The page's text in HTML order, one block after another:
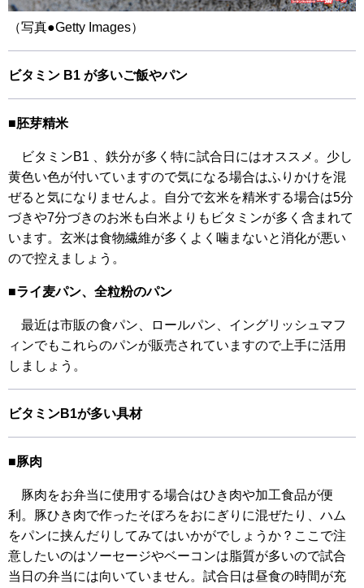
（写真●Getty Images）
ビタミン B1 が多いご飯やパン
■胚芽精米
ビタミンB1 、鉄分が多く特に試合日にはオススメ。少し
黄色い色が付いていますので気になる場合はふりかけを混
ぜると気になりませんよ。自分で玄米を精米する場合は5分
づきや7分づきのお米も白米よりもビタミンが多く含まれて
います。玄米は食物繊維が多くよく噛まないと消化が悪い
ので控えましょう。
■ライ麦パン、全粒粉のパン
最近は市販の食パン、ロールパン、イングリッシュマフ
ィンでもこれらのパンが販売されていますので上手に活用
しましょう。
ビタミンB1が多い具材
■豚肉
豚肉をお弁当に使用する場合はひき肉や加工食品が便
利。豚ひき肉で作ったそぼろをおにぎりに混ぜたり、ハム
をパンに挟んだりしてみてはいかがでしょうか？ここで注
意したいのはソーセージやベーコンは脂質が多いので試合
当日の弁当には向いていません。試合日は昼食の時間が充